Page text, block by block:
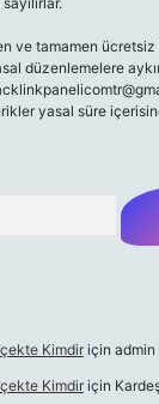
ve tamamen ücretsiz
düzenlemelere
yasal süre
Kimdir için admin
Kimdir için